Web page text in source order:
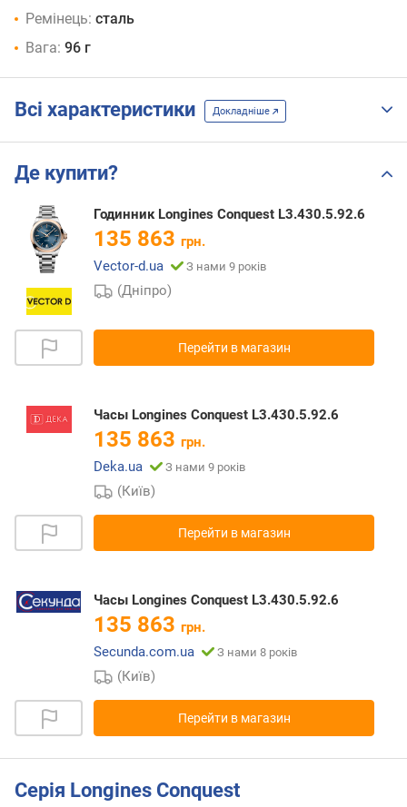
Ремінець: сталь
Вага: 96 г
Всі характеристики Докладніше
Де купити?
Годинник Longines Conquest L3.430.5.92.6
135 863 грн.
Vector-d.ua
З нами 9 років
(Дніпро)
Перейти в магазин
Часы Longines Conquest L3.430.5.92.6
135 863 грн.
Deka.ua
З нами 9 років
(Київ)
Перейти в магазин
Часы Longines Conquest L3.430.5.92.6
135 863 грн.
Secunda.com.ua
З нами 8 років
(Київ)
Перейти в магазин
Серія Longines Conquest